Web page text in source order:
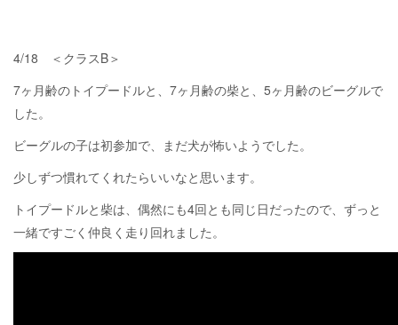
4/18 ＜クラスB＞
7ヶ月齢のトイプードルと、7ヶ月齢の柴と、5ヶ月齢のビーグルで
した。
ビーグルの子は初参加で、まだ犬が怖いようでした。
少しずつ慣れてくれたらいいなと思います。
トイプードルと柴は、偶然にも4回とも同じ日だったので、ずっと
一緒ですごく仲良く走り回れました。